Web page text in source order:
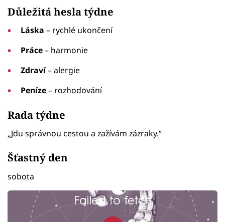
Důležitá hesla týdne
Láska – rychlé ukončení
Práce– harmonie
Zdraví– alergie
Peníze– rozhodování
Rada týdne
„Jdu správnou cestou a zažívám zázraky.“
Šťastný den
sobota
Failed to fetch